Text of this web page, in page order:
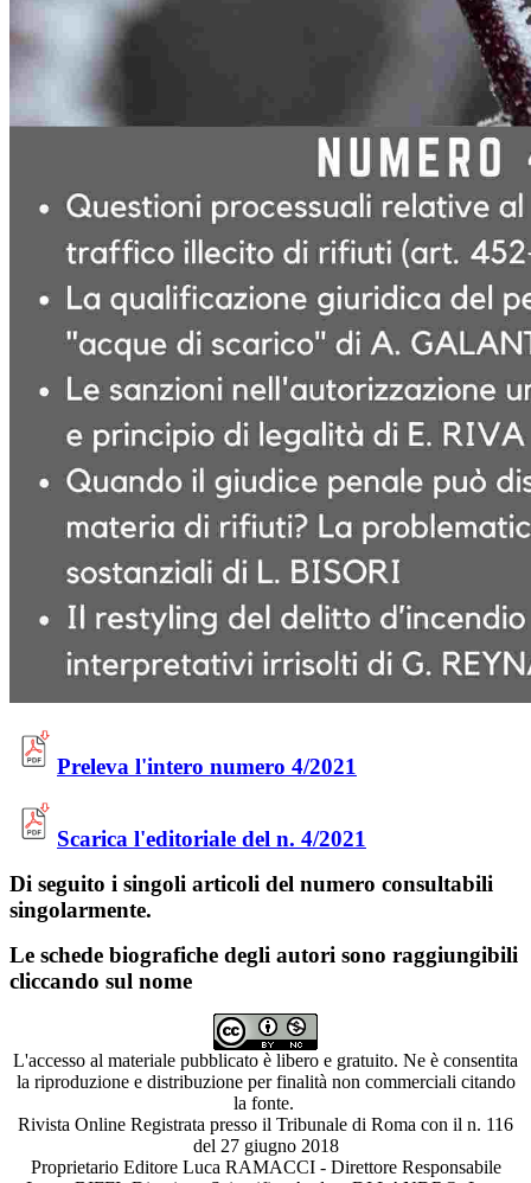
Preleva l'intero numero 4/2021
Scarica l'editoriale del n. 4/2021
Di seguito i singoli articoli del numero consultabili
singolarmente.
Le schede biografiche degli autori sono raggiungibili
cliccando sul nome
L'accesso al materiale pubblicato è libero e gratuito. Ne è consentita
la riproduzione e distribuzione per finalità non commerciali citando
la fonte.
Rivista Online Registrata presso il Tribunale di Roma con il n. 116
del 27 giugno 2018
Proprietario Editore Luca RAMACCI - Direttore Responsabile